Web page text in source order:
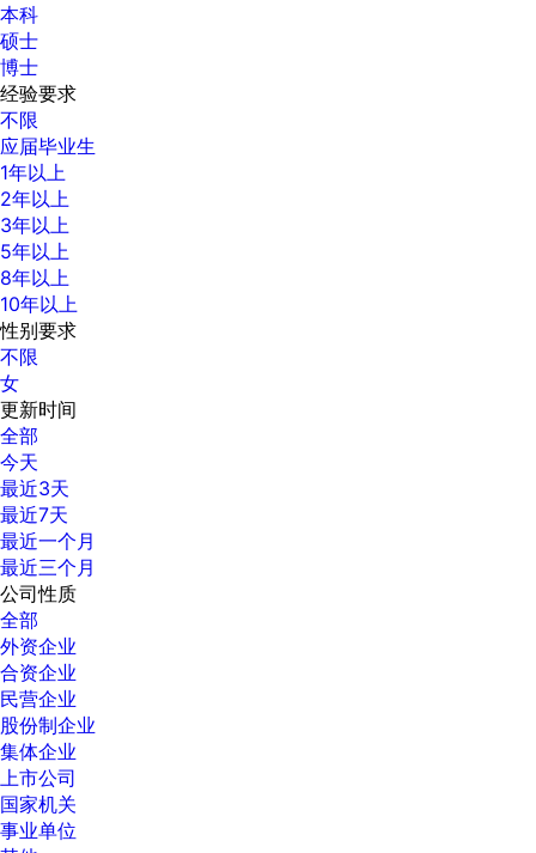
本科
硕士
博士
经验要求
不限
应届毕业生
1年以上
2年以上
3年以上
5年以上
8年以上
10年以上
性别要求
不限
女
更新时间
全部
今天
最近3天
最近7天
最近一个月
最近三个月
公司性质
全部
外资企业
合资企业
民营企业
股份制企业
集体企业
上市公司
国家机关
事业单位